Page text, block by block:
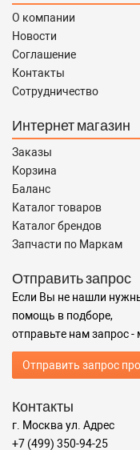
О компании
Новости
Соглашение
Контакты
Сотрудничество
Интернет магазин
Заказы
Корзина
Баланс
Каталог товаров
Каталог брендов
Запчасти по Маркам
Отправить запрос
Если Вы не нашли
помощь в подборе,
отправьте нам запрос
Отправить запрос
Контакты
г. Москва ул. Адрес
+7 (499) 350-94-25